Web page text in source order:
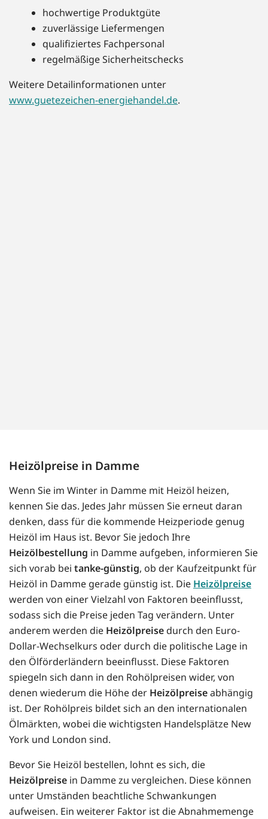
hochwertige Produktgüte
zuverlässige Liefermengen
qualifiziertes Fachpersonal
regelmäßige Sicherheitschecks
Weitere Detailinformationen unter
www.guetezeichen-energiehandel.de.
Heizölpreise in Damme
Wenn Sie im Winter in Damme mit Heizöl heizen,
kennen Sie das. Jedes Jahr müssen Sie erneut daran
denken, dass für die kommende Heizperiode genug
Heizöl im Haus ist. Bevor Sie jedoch Ihre
Heizölbestellung in Damme aufgeben, informieren Sie
sich vorab bei tanke-günstig, ob der Kaufzeitpunkt für
Heizöl in Damme gerade günstig ist. Die Heizölpreise
werden von einer Vielzahl von Faktoren beeinflusst,
sodass sich die Preise jeden Tag verändern. Unter
anderem werden die Heizölpreise durch den Euro-
Dollar-Wechselkurs oder durch die politische Lage in
den Ölförderländern beeinflusst. Diese Faktoren
spiegeln sich dann in den Rohölpreisen wider, von
denen wiederum die Höhe der Heizölpreiseabhängig
ist. Der Rohölpreis bildet sich an den internationalen
Ölmärkten, wobei die wichtigsten Handelsplätze New
York und London sind.
Bevor Sie Heizöl bestellen, lohnt es sich, die
Heizölpreise in Damme zu vergleichen. Diese können
unter Umständen beachtliche Schwankungen
aufweisen. Ein weiterer Faktor ist die Abnahmemenge